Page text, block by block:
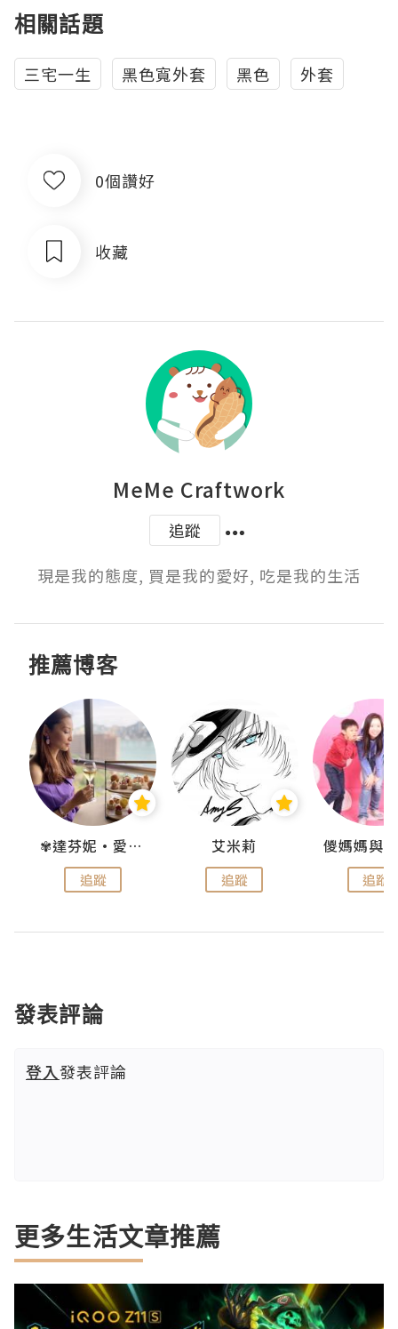
相關話題
三宅一生 黑色寬外套 黑色 外套
0個讚好
收藏
MeMe Craftwork
追蹤
現是我的態度, 買是我的愛好, 吃是我的生活
推薦博客
✾達芬妮•愛孩子•愛生活✾
追蹤
艾米莉
追蹤 追蹤
發表評論
登入發表評論
更多生活文章推薦